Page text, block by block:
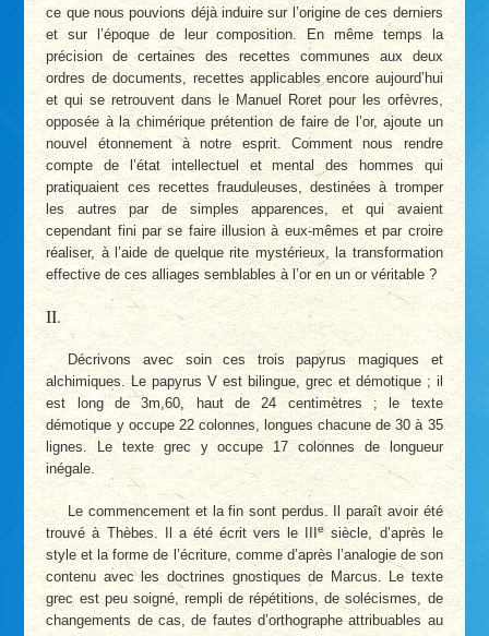
ce que nous pouvions déjà induire sur l’origine de ces derniers
et sur l’époque de leur composition. En même temps la
précision de certaines des recettes communes aux deux
ordres de documents, recettes applicables encore aujourd’hui
et qui se retrouvent dans le Manuel Roret pour les orfèvres,
opposée à la chimérique prétention de faire de l’or, ajoute un
nouvel étonnement à notre esprit. Comment nous rendre
compte de l’état intellectuel et mental des hommes qui
pratiquaient ces recettes frauduleuses, destinées à tromper
les autres par de simples apparences, et qui avaient
cependant fini par se faire illusion à eux-mêmes et par croire
réaliser, à l’aide de quelque rite mystérieux, la transformation
effective de ces alliages semblables à l’or en un or véritable ?
II.
Décrivons avec soin ces trois papyrus magiques et
alchimiques. Le papyrus V est bilingue, grec et démotique ; il
est long de 3m,60, haut de 24 centimètres ; le texte
démotique y occupe 22 colonnes, longues chacune de 30 à 35
lignes. Le texte grec y occupe 17 colonnes de longueur
inégale.
Le commencement et la fin sont perdus. Il paraît avoir été
trouvé à Thèbes. Il a été écrit vers le IIIesiècle, d’après le
style et la forme de l’écriture, comme d’après l’analogie de son
contenu avec les doctrines gnostiques de Marcus. Le texte
grec est peu soigné, rempli de répétitions, de solécismes, de
changements de cas, de fautes d’orthographe attribuables au